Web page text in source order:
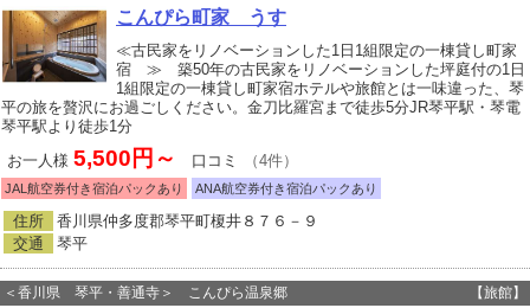
こんぴら町家 うす
≪古民家をリノベーションした1日1組限定の一棟貸し町家
宿 ≫ 築50年の古民家をリノベーションした坪庭付の1日
1組限定の一棟貸し町家宿ホテルや旅館とは一味違った、琴
平の旅を贅沢にお過ごしください。金刀比羅宮まで徒歩5分JR琴平駅・琴電
琴平駅より徒歩1分
お一人様 5,500円～ 口コミ （4件）
JAL航空券付き宿泊パックあり ANA航空券付き宿泊パックあり
住所
香川県仲多度郡琴平町榎井８７６－９
交通
琴平
＜香川県 琴平・善通寺＞ こんぴら温泉郷 【旅館】